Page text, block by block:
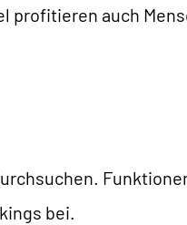
auch
bei.